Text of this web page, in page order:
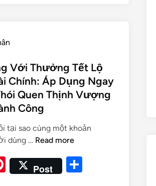
Với Thưởng Tết Lộ
Chính: Áp Dụng Ngay
Quen Thịnh Vượng
Công
tại sao cùng một khoản
dùng … Read more
Pi
nt
Post
S